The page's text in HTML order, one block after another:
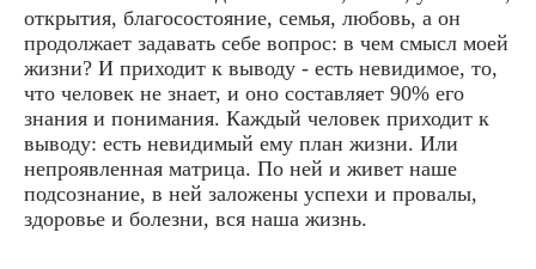
открытия, благосостояние, семья, любовь, а он
продолжает задавать себе вопрос: в чем смысл моей
жизни? И приходит к выводу - есть невидимое, то,
что человек не знает, и оно составляет 90% его
знания и понимания. Каждый человек приходит к
выводу: есть невидимый ему план жизни. Или
непроявленная матрица. По ней и живет наше
подсознание, в ней заложены успехи и провалы,
здоровье и болезни, вся наша жизнь.